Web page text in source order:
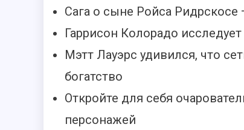
Сага о сыне Ройса
Гаррисон Колорадо
Мэтт Лауэрс удивился, что
богатство
Откройте для себя
персонажей